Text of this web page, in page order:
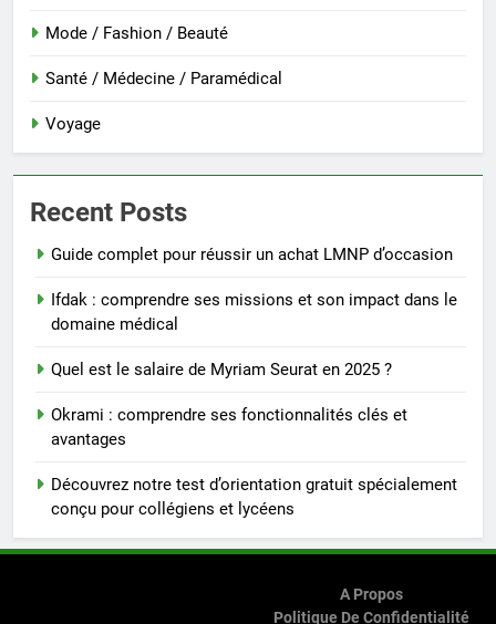
Mode / Fashion / Beauté
Santé / Médecine / Paramédical
Voyage
Recent Posts
Guide complet pour réussir un achat LMNP d’occasion
Ifdak : comprendre ses missions et son impact dans le
domaine médical
Quel est le salaire de Myriam Seurat en 2025 ?
Okrami : comprendre ses fonctionnalités clés et
avantages
Découvrez notre test d’orientation gratuit spécialement
conçu pour collégiens et lycéens
A Propos
Politique De Confidentialité